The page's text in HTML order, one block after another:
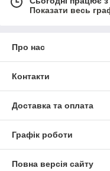
Показати весь
Про нас
Контакти
Доставка та оплата
Графік роботи
Повна версія сайту